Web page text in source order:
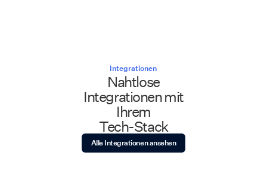
Integrationen
Nahtlose
Integrationen mit
Ihrem
Tech-Stack
Alle Integrationen ansehen